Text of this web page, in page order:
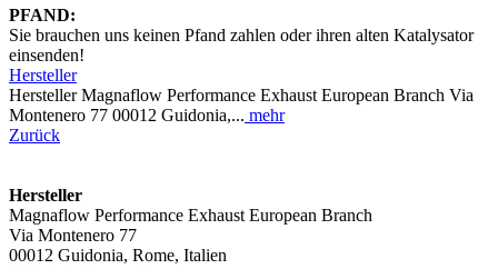
PFAND:
Sie brauchen uns keinen Pfand zahlen oder ihren alten Katalysator
einsenden!
Hersteller
Hersteller Magnaflow Performance Exhaust European Branch Via
Montenero 77 00012 Guidonia,... mehr
Zurück
Hersteller
Magnaflow Performance Exhaust European Branch
Via Montenero 77
00012 Guidonia, Rome, Italien